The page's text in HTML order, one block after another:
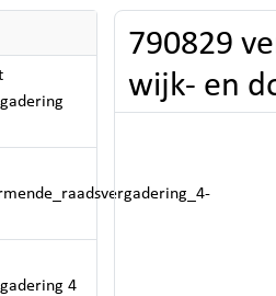
4
790829
wijk- en